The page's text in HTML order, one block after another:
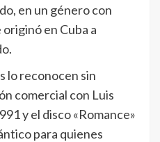
en un género con
en Cuba a
lo reconocen sin
comercial con Luis
y el disco «Romance»
para quienes